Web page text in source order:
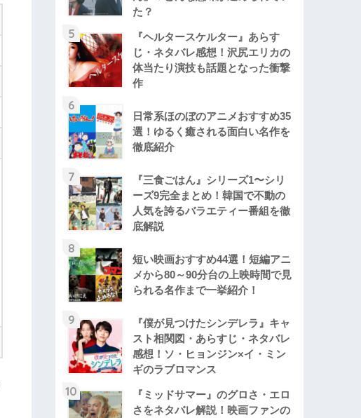
た？
5
『ヘルタースケルター』あらす
じ・ネタバレ感想！沢尻エリカの
体当たり演技も話題となった衝撃
作
6
日常系ほのぼのアニメおすすめ35
選！ゆるく癒される面白い名作を
徹底紹介
7
『三食ごはん』シリーズ1〜シリ
ーズ9完全まとめ！韓国で不動の
人気を誇るバラエティー番組を徹
底解説
8
短い映画おすすめ44選！短編アニ
メから80～90分台の上映時間で見
られる名作まで一挙紹介！
9
『僕が見つけたシンデレラ』キャ
スト相関図・あらすじ・ネタバレ
感想！ソ・ヒョンジン×イ・ミン
ギのラブロマンス
10
『ミッドサマー』のグロさ・エロ
さをネタバレ解説！映画ファンの